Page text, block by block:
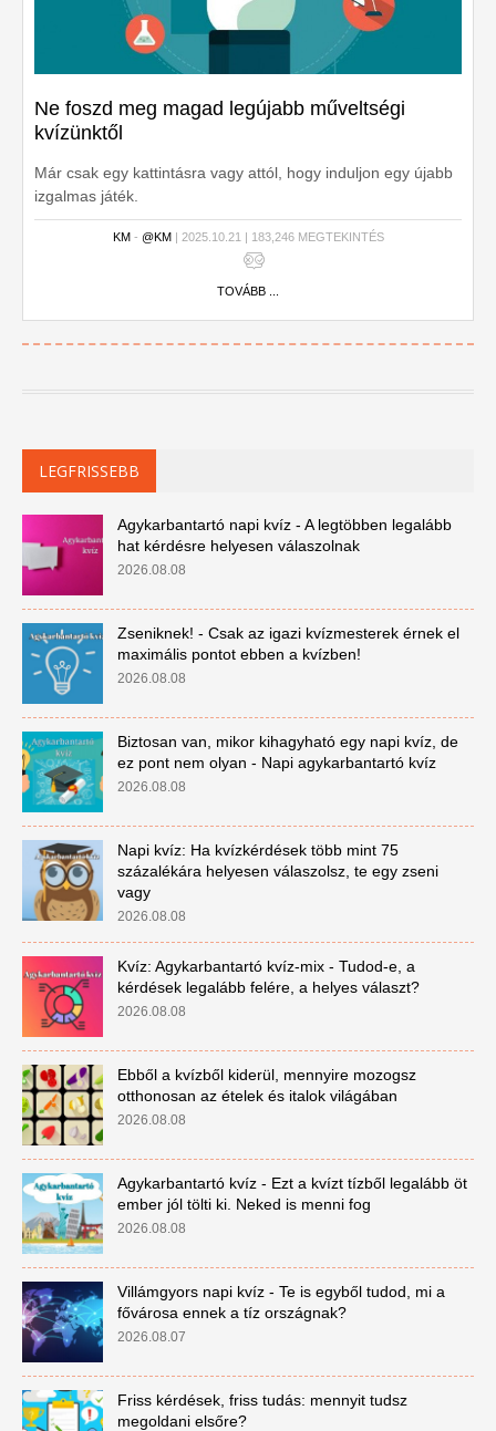
Ne foszd meg magad legújabb műveltségi
kvízünktől
Már csak egy kattintásra vagy attól, hogy induljon egy újabb
izgalmas játék.
KM- @KM| 2025.10.21 | 183,246 MEGTEKINTÉS
TOVÁBB ...
LEGFRISSEBB
Agykarbantartó napi kvíz - A legtöbben legalább
hat kérdésre helyesen válaszolnak
2026.08.08
Zseniknek! - Csak az igazi kvízmesterek érnek el
maximális pontot ebben a kvízben!
2026.08.08
Biztosan van, mikor kihagyható egy napi kvíz, de
ez pont nem olyan - Napi agykarbantartó kvíz
2026.08.08
Napi kvíz: Ha kvízkérdések több mint 75
százalékára helyesen válaszolsz, te egy zseni
vagy
2026.08.08
Kvíz: Agykarbantartó kvíz-mix - Tudod-e, a
kérdések legalább felére, a helyes választ?
2026.08.08
Ebből a kvízből kiderül, mennyire mozogsz
otthonosan az ételek és italok világában
2026.08.08
Agykarbantartó kvíz - Ezt a kvízt tízből legalább öt
ember jól tölti ki. Neked is menni fog
2026.08.08
Villámgyors napi kvíz - Te is egyből tudod, mi a
fővárosa ennek a tíz országnak?
2026.08.07
Friss kérdések, friss tudás: mennyit tudsz
megoldani elsőre?